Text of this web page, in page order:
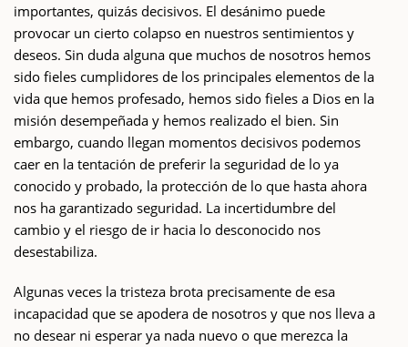
importantes, quizás decisivos. El desánimo puede
provocar un cierto colapso en nuestros sentimientos y
deseos. Sin duda alguna que muchos de nosotros hemos
sido fieles cumplidores de los principales elementos de la
vida que hemos profesado, hemos sido fieles a Dios en la
misión desempeñada y hemos realizado el bien. Sin
embargo, cuando llegan momentos decisivos podemos
caer en la tentación de preferir la seguridad de lo ya
conocido y probado, la protección de lo que hasta ahora
nos ha garantizado seguridad. La incertidumbre del
cambio y el riesgo de ir hacia lo desconocido nos
desestabiliza.
Algunas veces la tristeza brota precisamente de esa
incapacidad que se apodera de nosotros y que nos lleva a
no desear ni esperar ya nada nuevo o que merezca la